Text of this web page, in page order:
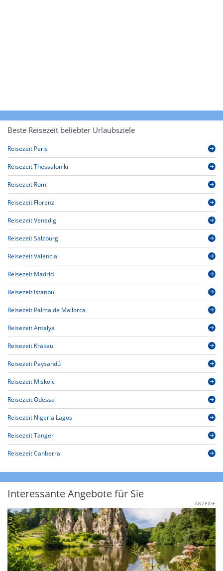
Beste Reisezeit beliebter Urlaubsziele
Reisezeit Paris
Reisezeit Thessaloniki
Reisezeit Rom
Reisezeit Florenz
Reisezeit Venedig
Reisezeit Salzburg
Reisezeit Valencia
Reisezeit Madrid
Reisezeit Istanbul
Reisezeit Palma de Mallorca
Reisezeit Antalya
Reisezeit Krakau
Reisezeit Paysandú
Reisezeit Miskolc
Reisezeit Odessa
Reisezeit Nigeria Lagos
Reisezeit Tanger
Reisezeit Canberra
Interessante Angebote für Sie
ANZEIGE